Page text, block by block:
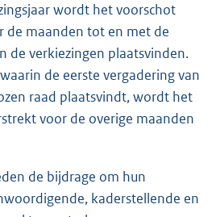
wordt het voorschot
de maanden tot en met de
de verkiezingen plaatsvinden.
de eerste vergadering van
raad plaatsvindt, wordt het
voor de overige maanden
de bijdrage om hun
kaderstellende en